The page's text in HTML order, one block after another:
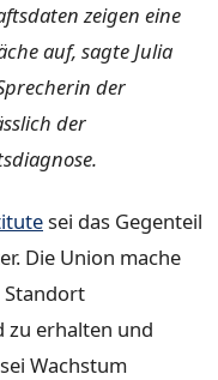
zeigen eine
auf, sagte Julia
der
der
sei das Gegenteil
Die Union mache
Standort
zu erhalten und
Wachstum